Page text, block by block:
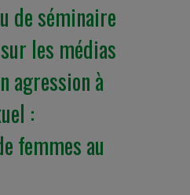
de séminaire
les médias
agression à
:
femmes au